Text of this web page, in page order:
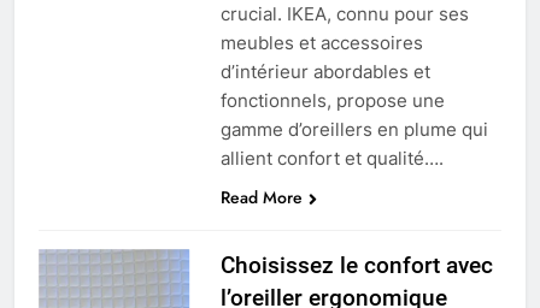
crucial. IKEA, connu pour ses
meubles et accessoires
d’intérieur abordables et
fonctionnels, propose une
gamme d’oreillers en plume qui
allient confort et qualité….
Read More
Choisissez le confort avec
l’oreiller ergonomique